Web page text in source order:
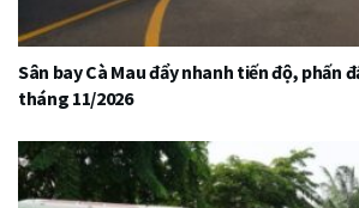
Sân bay Cà Mau đẩy nhanh tiến độ, phấn
tháng 11/2026